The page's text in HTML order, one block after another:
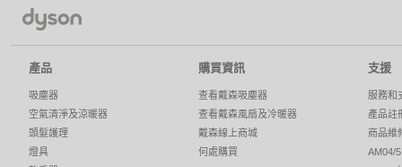
產品
吸塵器
空氣清淨及涼暖器
頭髮護理
燈具
購買資訊
查看戴森吸塵器
查看戴森風扇及冷暖器
戴森線上商城
何處購買
支援
服務和
產品註
商品維
AM04/